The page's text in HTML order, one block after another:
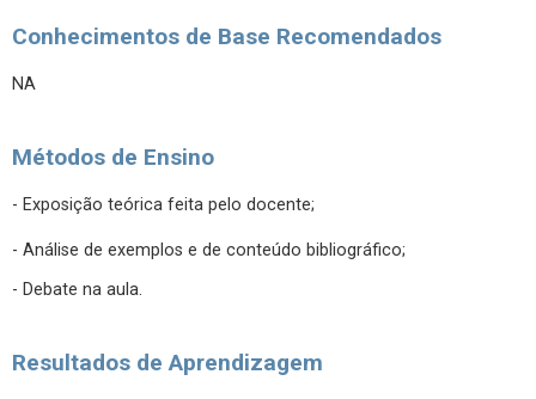
Conhecimentos de Base Recomendados
NA
Métodos de Ensino
- Exposição teórica feita pelo docente;
- Análise de exemplos e de conteúdo bibliográfico;
- Debate na aula.
Resultados de Aprendizagem